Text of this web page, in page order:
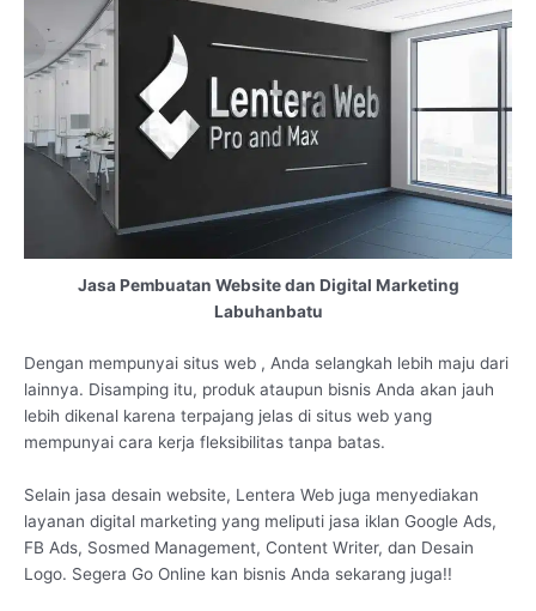
Jasa Pembuatan Website dan Digital Marketing
Labuhanbatu
Dengan mempunyai situs web , Anda selangkah lebih maju dari
lainnya. Disamping itu, produk ataupun bisnis Anda akan jauh
lebih dikenal karena terpajang jelas di situs web yang
mempunyai cara kerja fleksibilitas tanpa batas.
Selain jasa desain website, Lentera Web juga menyediakan
layanan digital marketing yang meliputi jasa iklan Google Ads,
FB Ads, Sosmed Management, Content Writer, dan Desain
Logo. Segera Go Online kan bisnis Anda sekarang juga!!